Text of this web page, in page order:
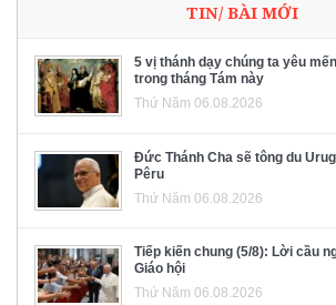
TIN/ BÀI MỚI
5 vị thánh dạy chúng ta yêu
trong tháng Tám này
Thứ Năm 06.08.2026
Đức Thánh Cha sẽ tông du
Pêru
Thứ Năm 06.08.2026
Tiếp kiến chung (5/8): Lời cầu
Giáo hội
Thứ Năm 06.08.2026